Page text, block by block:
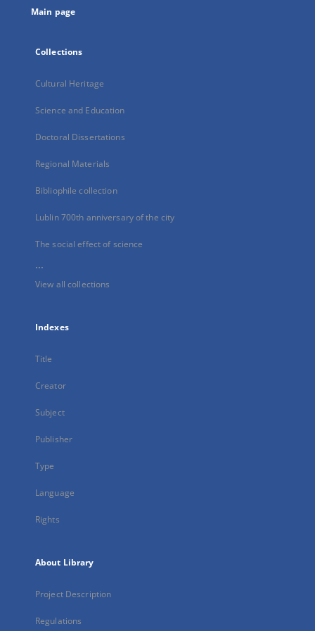
Main page
Collections
Cultural Heritage
Science and Education
Doctoral Dissertations
Regional Materials
Bibliophile collection
Lublin 700th anniversary of the city
The social effect of science
...
View all collections
Indexes
Title
Creator
Subject
Publisher
Type
Language
Rights
About Library
Project Description
Regulations